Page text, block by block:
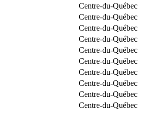
Centre-du-Québec
Centre-du-Québec
Centre-du-Québec
Centre-du-Québec
Centre-du-Québec
Centre-du-Québec
Centre-du-Québec
Centre-du-Québec
Centre-du-Québec
Centre-du-Québec